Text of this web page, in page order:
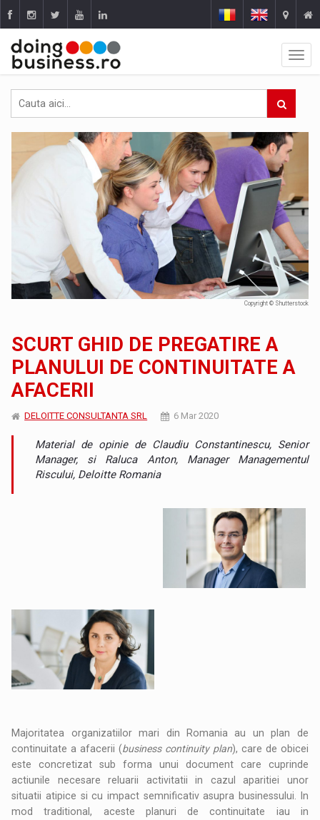
Copyright © Shutterstock
SCURT GHID DE PREGATIRE A
PLANULUI DE CONTINUITATE A
AFACERII
DELOITTE CONSULTANTA SRL 6 Mar 2020
Material de opinie de Claudiu Constantinescu, Senior
Manager, si Raluca Anton, Manager Managementul
Riscului, Deloitte Romania
Majoritatea organizatiilor mari din Romania au un plan de
continuitate a afacerii (business continuity plan), care de obicei
este concretizat sub forma unui document care cuprinde
actiunile necesare reluarii activitatii in cazul aparitiei unor
situatii atipice si cu impact semnificativ asupra businessului. In
mod traditional, aceste planuri de continuitate iau in